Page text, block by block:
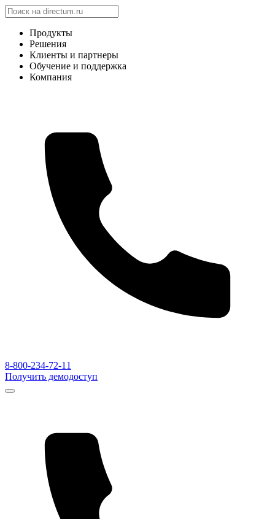
Продукты
Решения
Клиенты и партнеры
Обучение и поддержка
Компания
8-800-234-72-11
Получить демодоступ